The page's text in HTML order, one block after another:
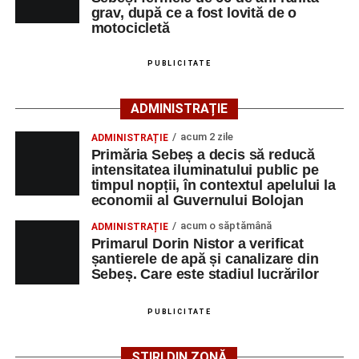
susținerea familiei și dorința de a demonstra că pasiunea
spre Campionatul Mondial, Pablo este sprijinit și de
fondatorul companiei Bodea Impact Construct SRL, care îi
este sponsor oficial.
Davel, Ursu, St. Radu, Cătană, Moise, Radac, Moș,
Cosma, Șerb, C.L. Lancrănjan și Ghițan. Nicola a
fost prezentă și o mică galerie a formației din Sebeș, care
și-a încurajat echipa pe întreaga durată a jocului.
grav, după ce a fost lovită de o
motocicletă
PUBLICITATE
ADMINISTRAȚIE
ADMINISTRAȚIE acum 2 zile
Primăria Sebeș a decis să reducă
intensitatea iluminatului public pe
timpul nopții, în contextul apelului la
economii al Guvernului Bolojan
ADMINISTRAȚIE acum o săptămână
Primarul Dorin Nistor a verificat
șantierele de apă și canalizare din
Sebeș. Care este stadiul lucrărilor
PUBLICITATE